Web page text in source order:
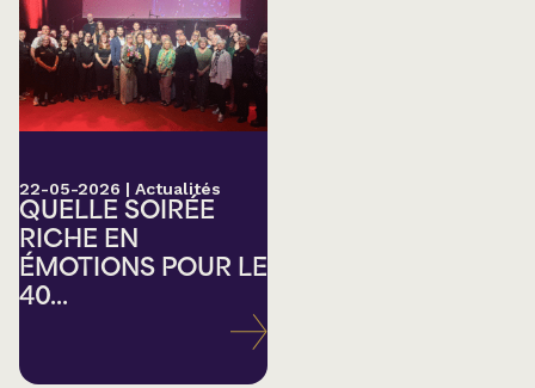
22-05-2026 | Actualités
QUELLE SOIRÉE
RICHE EN
ÉMOTIONS POUR LE
40...